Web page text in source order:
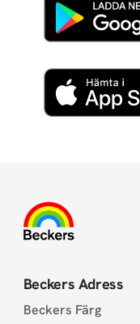
Beckers Adress
Beckers Färg